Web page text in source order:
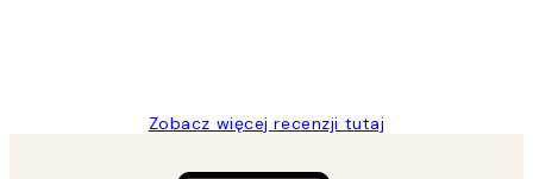
Zobacz więcej recenzji tutaj